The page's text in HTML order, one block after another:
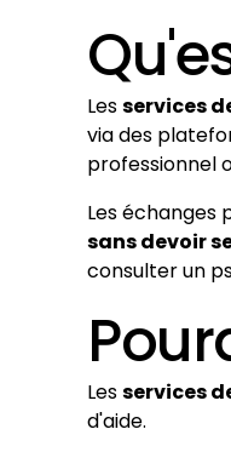
Lesservices
via des
professionnel
Les échanges
sans devoir
consulter un
Lesservices
d'aide.